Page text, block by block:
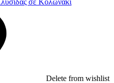
Delete from wishlist